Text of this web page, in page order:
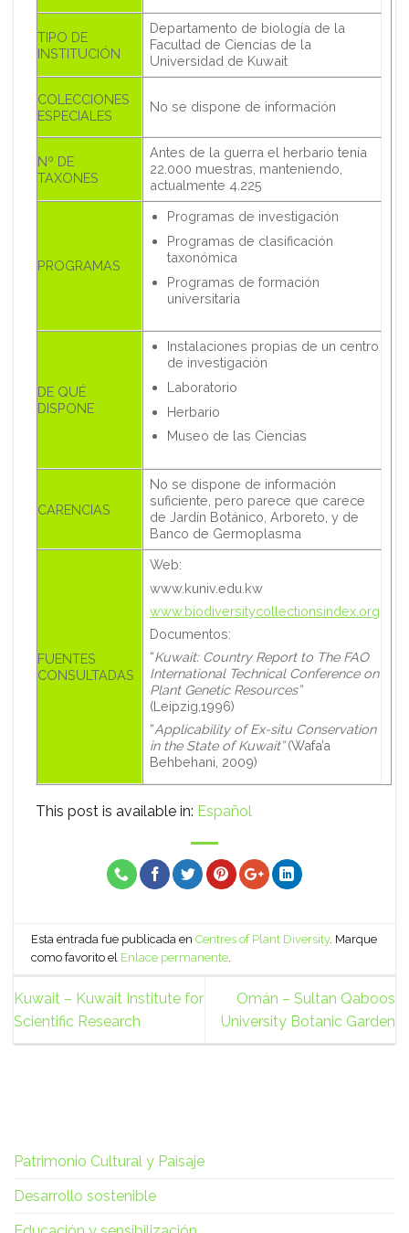
TIPO DE
INSTITUCIÓN
Departamento de biología de la
Facultad de Ciencias de la
Universidad de Kuwait
COLECCIONES
ESPECIALES
No se dispone de información
Nº DE
TAXONES
Antes de la guerra el herbario tenía
22.000 muestras, manteniendo,
actualmente 4.225
PROGRAMAS
Programas de investigación
Programas de clasificación
taxonómica
Programas de formación
universitaria
DE QUÉ
DISPONE
Instalaciones propias de un centro
de investigación
Laboratorio
Herbario
Museo de las Ciencias
CARENCIAS
No se dispone de información
suficiente, pero parece que carece
de Jardín Botánico, Arboreto, y de
Banco de Germoplasma
FUENTES
CONSULTADAS
Web:
www.kuniv.edu.kw
www.biodiversitycollectionsindex.org
Documentos:
“Kuwait: Country Report to The FAO
International Technical Conference on
Plant Genetic Resources”
(Leipzig,1996)
“Applicability of Ex-situ Conservation
in the State of Kuwait”(Wafa’a
Behbehani, 2009)
This post is available in: Español
Esta entrada fue publicada enCentres of Plant Diversity. Marque
como favorito el Enlace permanente
Kuwait – Kuwait Institute for
Scientific Research
Omán – Sultan Qaboos
University Botanic Garden
Patrimonio Cultural y Paisaje
Desarrollo sostenible